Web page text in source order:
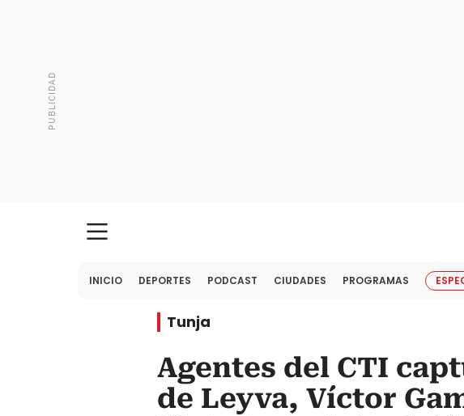
INICIO DEPORTES PODCAST CIUDADES PROGRAMAS
Tunja
Agentes del CTI
de Leyva, Víctor